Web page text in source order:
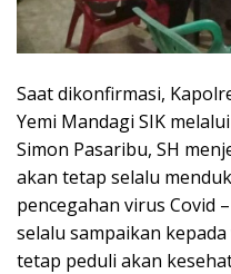
Saat dikonfirmasi,
Yemi Mandagi SIK
Simon Pasaribu, SH
akan tetap selalu
pencegahan virus Covid
selalu sampaikan
tetap peduli akan